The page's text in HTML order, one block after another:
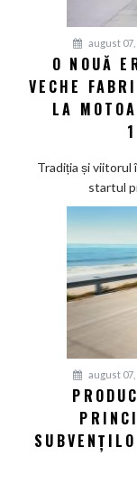
august 07,
O NOUĂ
VECHE
LA
Tradiția și viitorul
startul
august 07,